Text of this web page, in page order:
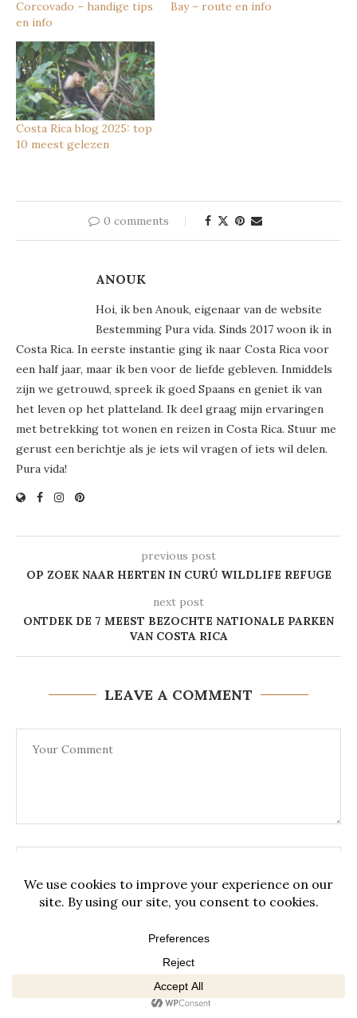
Corcovado – handige tips
en info
Bay – route en info
Costa Rica blog 2025: top
10 meest gelezen
0 comments
ANOUK
Hoi, ik ben Anouk, eigenaar van de website
Bestemming Pura vida. Sinds 2017 woon ik in
Costa Rica. In eerste instantie ging ik naar Costa Rica voor
een half jaar, maar ik ben voor de liefde gebleven. Inmiddels
zijn we getrouwd, spreek ik goed Spaans en geniet ik van
het leven op het platteland. Ik deel graag mijn ervaringen
met betrekking tot wonen en reizen in Costa Rica. Stuur me
gerust een berichtje als je iets wil vragen of iets wil delen.
Pura vida!
previous post
OP ZOEK NAAR HERTEN IN CURÚ WILDLIFE REFUGE
next post
ONTDEK DE 7 MEEST BEZOCHTE NATIONALE PARKEN
VAN COSTA RICA
LEAVE A COMMENT